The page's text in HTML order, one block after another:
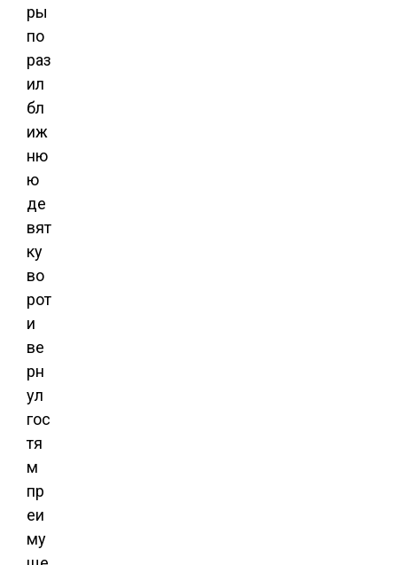
ры
по
раз
ил
бл
иж
ню
ю
де
вят
ку
во
рот
и
ве
рн
ул
гос
тя
м
пр
еи
му